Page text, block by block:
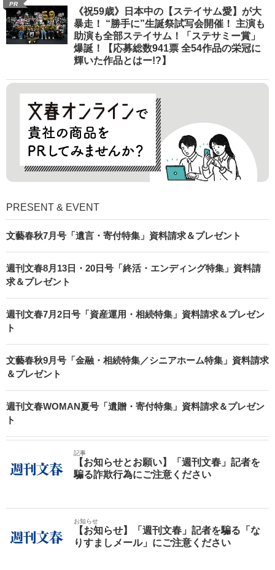
PR
《祝59歳》日本中の【ステイサム愛】が大
暴走！ “勝手に”生誕祭試写会開催！ 主演も
助演も全部ステイサム！「ステサミー賞」
爆誕！【応募総数941票 全54作品の栄冠に
輝いた作品とはー!?】
PRESENT & EVENT
文藝春秋7月号「遺言・寄付特集」資料請求＆プレゼント
週刊文春8月13日・20日号「終活・エンディング特集」資料請
求＆プレゼント
週刊文春7月2日号「資産運用・相続特集」資料請求＆プレゼン
ト
文藝春秋9月号「金融・相続特集／シニアホーム特集」資料請求
＆プレゼント
週刊文春WOMAN夏号「遺贈・寄付特集」資料請求＆プレゼン
ト
記事
【お知らせとお願い】「週刊文春」記者を
騙る詐欺行為にご注意ください
お知らせ
【お知らせ】「週刊文春」記者を騙る「な
りすましメール」にご注意ください